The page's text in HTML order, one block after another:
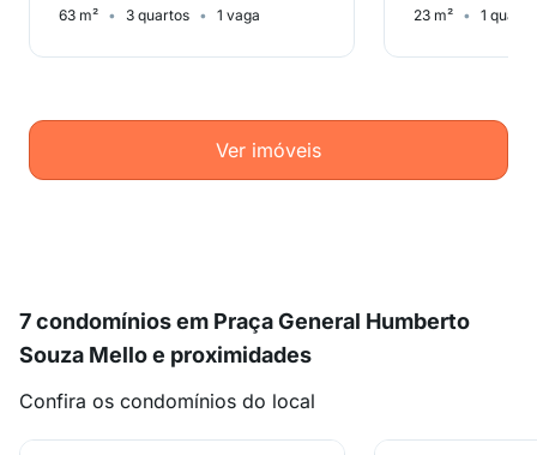
63 m²
3 quartos 1 vaga
23 m²
1 quarto
Ver imóveis
7 condomínios em Praça General Humberto
Souza Mello e proximidades
Confira os condomínios do local